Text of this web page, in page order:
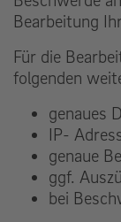
Bearbeitung
Für die
folgenden
genaues
IP-
genaue
ggf.
bei